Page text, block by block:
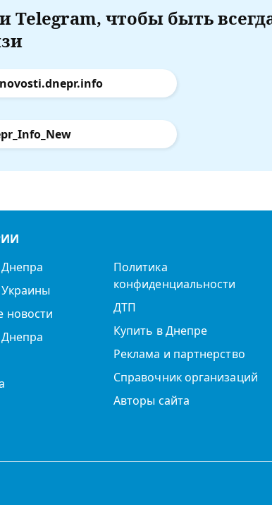
чтобы быть
Политика
конфиденциальности
ДТП
Купить в Днепре
Реклама и партнерство
Справочник организаций
Авторы сайта